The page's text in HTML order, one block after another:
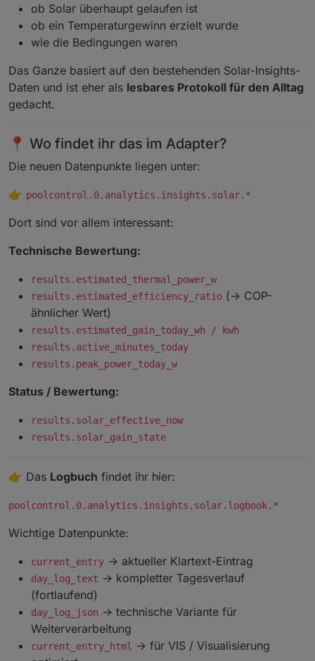
ob Solar überhaupt gelaufen ist
ob ein Temperaturgewinn erzielt wurde
wie die Bedingungen waren
Das Ganze basiert auf den bestehenden Solar-Insights-
Daten und ist eher als lesbares Protokoll für den Alltag
gedacht.
📍 Wo findet ihr das im Adapter?
Die neuen Datenpunkte liegen unter:
👉 poolcontrol.0.analytics.insights.solar.*
Dort sind vor allem interessant:
Technische Bewertung:
results.estimated_thermal_power_w
results.estimated_efficiency_ratio (→ COP-
ähnlicher Wert)
results.estimated_gain_today_wh / kwh
results.active_minutes_today
results.peak_power_today_w
Status / Bewertung:
results.solar_effective_now
results.solar_gain_state
👉 Das Logbuch findet ihr hier:
poolcontrol.0.analytics.insights.solar.logbook.*
Wichtige Datenpunkte:
current_entry → aktueller Klartext-Eintrag
day_log_text → kompletter Tagesverlauf
(fortlaufend)
day_log_json → technische Variante für
Weiterverarbeitung
current_entry_html
→ für VIS / Visualisierung